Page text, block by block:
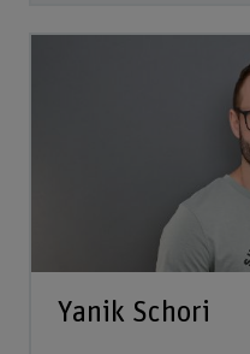
Yanik Schori